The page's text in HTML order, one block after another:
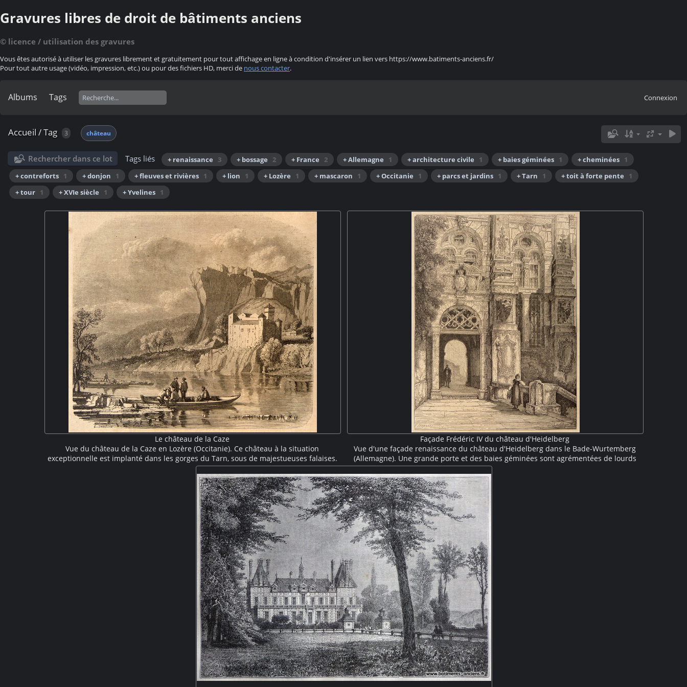
Gravures libres de droit de bâtiments anciens
© licence / utilisation des gravures
Vous êtes autorisé à utiliser les gravures librement et gratuitement pour tout affichage en ligne à condition d'insérer un lien vers https://www.batiments-anciens.fr/
Pour tout autre usage (vidéo, impression, etc.) ou pour des fichiers HD, merci de nous contacter.
Albums Tags Connexion
Accueil /Tag 3 château
Rechercher dans ce lot Tags liés + renaissance 3 + bossage 2 + France 2 + Allemagne 1 + architecture civile 1 + baies géminées 1 + cheminées 1
+ contreforts 1 + donjon 1 + fleuves et rivières 1 + lion 1 + Lozère 1 + mascaron 1 + Occitanie 1 + parcs et jardins 1 + Tarn 1 + toit à forte pente
1
+ tour 1 + XVIe siècle 1 + Yvelines 1
Le château de la Caze
Vue du château de la Caze en Lozère (Occitanie). Ce château à la situation
exceptionnelle est implanté dans les gorges du Tarn, sous de majestueuses falaises.
Construit durant la Renaissance, il est de plan carré agrémenté de tours à chaque
angle. Un donjon surplombe l'ensemble, et les jardins s'étalent le long des berges du
Tarn. La gravure présente le château surplombé de falaises. Au premier plan, des
barques naviguent sur le Tarn aux eaux paisibles.
Façade Frédéric IV du château d'Heidelberg
Vue d'une façade renaissance du château d'Heidelberg dans le Bade-Wurtemberg
(Allemagne). Une grande porte et des baies géminées sont agrémentées de lourds
ornements d'inspiration antique : bossages, corniche, fronton... Les contreforts sont
agrémentés de mascarons représentant des lions. L'amorce d'un escalier est visible
sur la droite tandis que du lierre envahit la façade à gauche.